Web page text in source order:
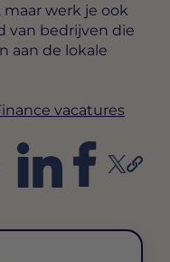
maar werk je ook
van bedrijven die
aan de lokale
vacatures